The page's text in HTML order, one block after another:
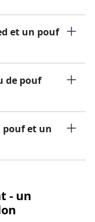
et un pouf
de pouf
pouf et un
- un